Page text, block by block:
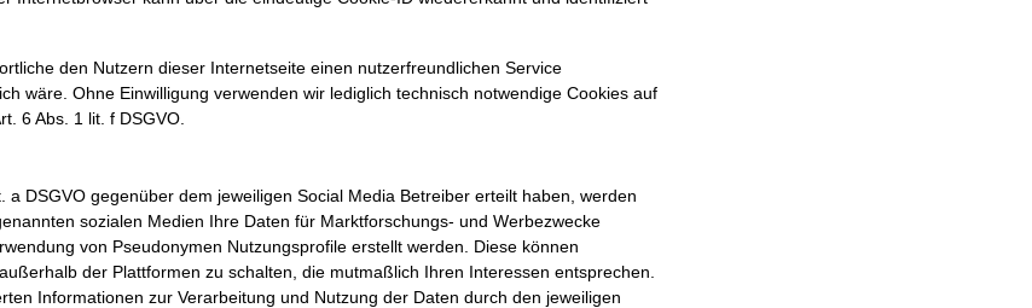
den Nutzern dieser Internetseite einen nutzerfreundlichen Service
wäre. Ohne Einwilligung verwenden wir lediglich technisch notwendige Cookies auf
6 Abs. 1 lit. f DSGVO.
DSGVO gegenüber dem jeweiligen Social Media Betreiber erteilt haben, werden
sozialen Medien Ihre Daten für Marktforschungs- und Werbezwecke
von Pseudonymen Nutzungsprofile erstellt werden. Diese können
der Plattformen zu schalten, die mutmaßlich Ihren Interessen entsprechen.
Informationen zur Verarbeitung und Nutzung der Daten durch den jeweiligen